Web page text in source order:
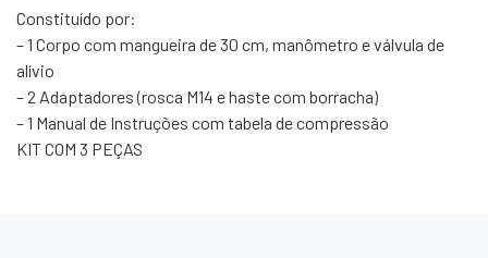
Constituído por:
– 1 Corpo com mangueira de 30 cm, manômetro e válvula de
alívio
– 2 Adaptadores (rosca M14 e haste com borracha)
– 1 Manual de Instruções com tabela de compressão
KIT COM 3 PEÇAS